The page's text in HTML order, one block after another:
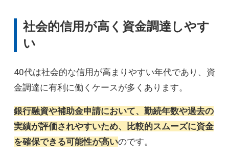
社会的信用が高く資金調達しやす
い
40代は社会的な信用が高まりやすい年代であり、資
金調達に有利に働くケースが多くあります。
銀行融資や補助金申請において、勤続年数や過去の
実績が評価されやすいため、比較的スムーズに資金
を確保できる可能性が高いのです。